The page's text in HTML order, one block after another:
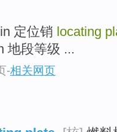
定位销 locating
地段等级 ...
-相关网页